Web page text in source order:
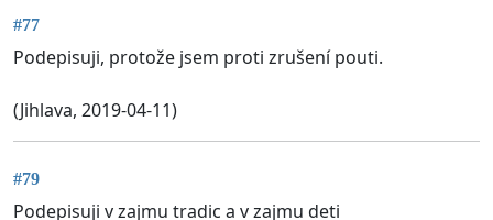
#77
Podepisuji, protože jsem proti zrušení pouti.
(Jihlava, 2019-04-11)
#79
Podepisuji v zajmu tradic a v zajmu deti